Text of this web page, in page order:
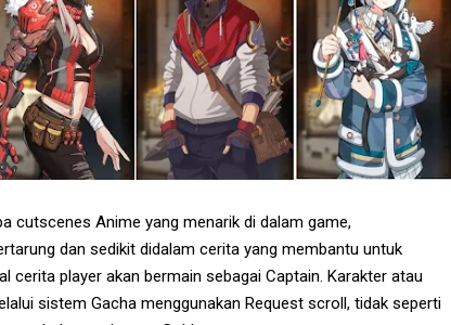
cutscenes Anime yang menarik di dalam game,
dan sedikit didalam cerita yang membantu untuk
cerita player akan bermain sebagai Captain. Karakter atau
sistem Gacha menggunakan Request scroll, tidak seperti